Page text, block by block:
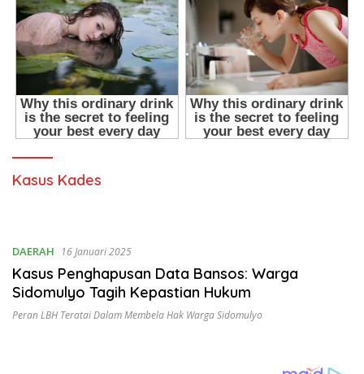
Kasus Kades
DAERAH 16 Januari 2025
Kasus Penghapusan Data Bansos: Warga
Sidomulyo Tagih Kepastian Hukum
Peran LBH Teratai Dalam Membela Hak Warga Sidomulyo